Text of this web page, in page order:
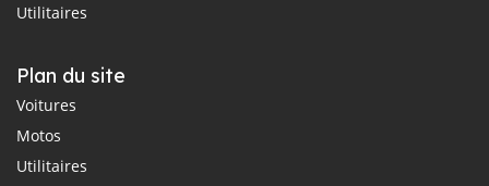
Utilitaires
Plan du site
Voitures
Motos
Utilitaires